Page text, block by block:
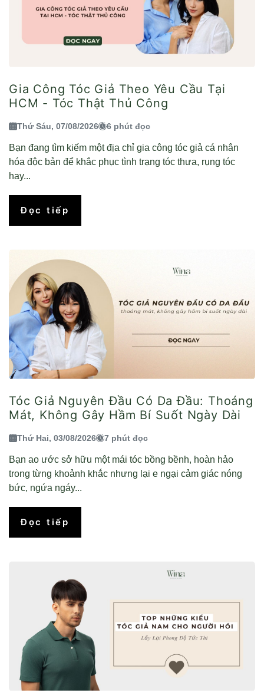
Gia Công Tóc Giả Theo Yêu Cầu Tại
HCM - Tóc Thật Thủ Công
Thứ Sáu, 07/08/2026 6 phút đọc
Bạn đang tìm kiếm một địa chỉ gia công tóc giả cá nhân
hóa độc bản để khắc phục tình trạng tóc thưa, rụng tóc
hay...
Đọc tiếp
Tóc Giả Nguyên Đầu Có Da Đầu: Thoáng
Mát, Không Gây Hầm Bí Suốt Ngày Dài
Thứ Hai, 03/08/2026 7 phút đọc
Bạn ao ước sở hữu một mái tóc bồng bềnh, hoàn hảo
trong từng khoảnh khắc nhưng lại e ngại cảm giác nóng
bức, ngứa ngáy...
Đọc tiếp